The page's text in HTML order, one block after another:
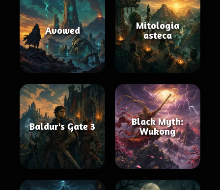
Avowed
Mitologia
asteca
Baldur's Gate 3
Black Myth:
Wukong